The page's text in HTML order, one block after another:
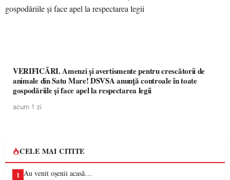
VERIFICĂRI. Amenzi și avertismente pentru crescătorii de
animale din Satu Mare! DSVSA anunță controale în toate
gospodăriile și face apel la respectarea legii
acum 1 zi
CELE MAI CITITE
1 Au venit oșenii acasă…